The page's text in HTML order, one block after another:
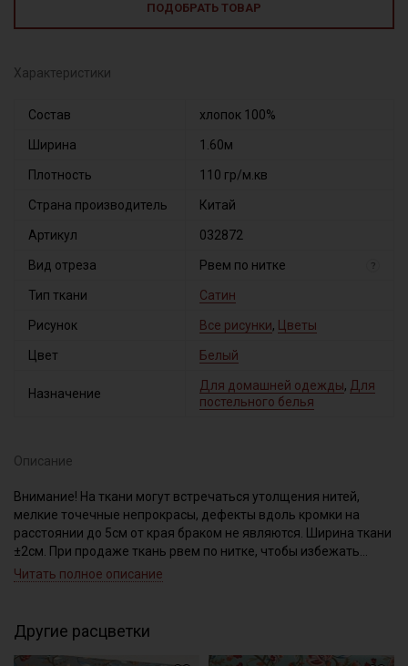
ПОДОБРАТЬ ТОВАР
Характеристики
Состав хлопок 100%
Ширина 1.60м
Плотность 110 гр/м.кв
Страна производитель Китай
Артикул 032872
Вид отреза Рвем по нитке ?
Тип ткани Сатин
Рисунок Все рисунки, Цветы
Цвет Белый
Назначение
Для домашней одежды, Для
постельного белья
Описание
Внимание! На ткани могут встречаться утолщения нитей,
мелкие точечные непрокрасы, дефекты вдоль кромки на
расстоянии до 5см от края браком не являются. Ширина ткани
±2см. При продаже ткань рвем по нитке, чтобы избежать
перекоса ткани при дальнейшей обработке. Просим
Сатин – это хлопковый материал из крученой нити двойного
плетения, благодаря особому плетению нитей имеет гладкую,
блестящую лицевую поверхность и шероховатую, плотную
Читать полное описание
Другие расцветки